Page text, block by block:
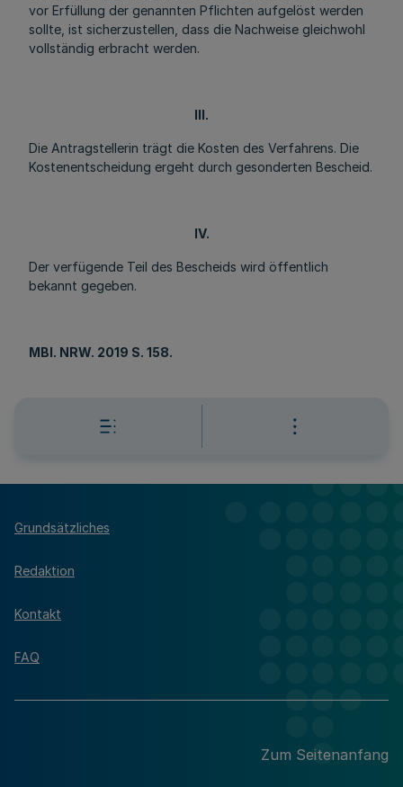
vor Erfüllung der genannten Pflichten aufgelöst werden
sollte, ist sicherzustellen, dass die Nachweise gleichwohl
vollständig erbracht werden.
III.
Die Antragstellerin trägt die Kosten des Verfahrens. Die
Kostenentscheidung ergeht durch gesonderten Bescheid.
IV.
Der verfügende Teil des Bescheids wird öffentlich
bekannt gegeben.
MBl. NRW. 2019 S. 158.
Grundsätzliches
Redaktion
Kontakt
FAQ
Zum Seitenanfang